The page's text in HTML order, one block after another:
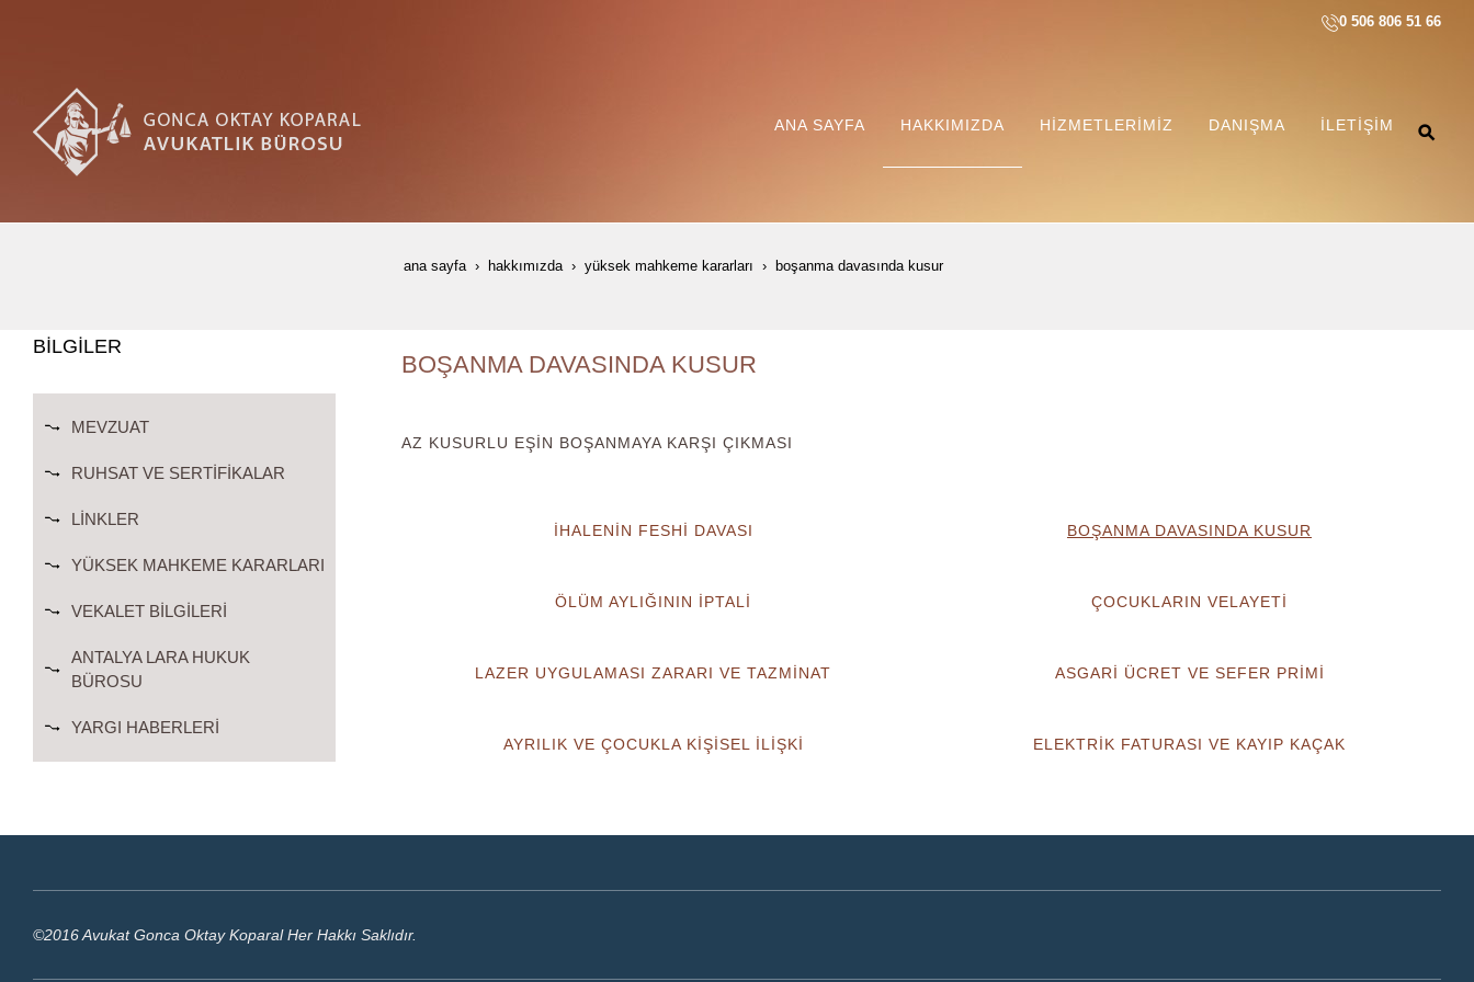
0 506 806 51 66
ANA SAYFA HAKKIMIZDA HIZMETLERIMIZ DANIŞMA İLETIŞIM
ana sayfa hakkımızda yüksek mahkeme kararları boşanma davasinda kusur
BOŞANMA DAVASINDA KUSUR
AZ KUSURLU EŞİN BOŞANMAYA KARŞI ÇIKMASI
İHALENİN FESHİ DAVASI BOŞANMA DAVASINDA KUSUR
ÖLÜM AYLIĞININ İPTALİ ÇOCUKLARIN VELAYETİ
LAZER UYGULAMASI ZARARI VE TAZMİNAT ASGARİ ÜCRET VE SEFER PRİMİ
AYRILIK VE ÇOCUKLA KİŞİSEL İLİŞKİ ELEKTRİK FATURASI VE KAYIP KAÇAK
BİLGİLER
MEVZUAT
RUHSAT VE SERTIFIKALAR
LINKLER
YÜKSEK MAHKEME KARARLARI
VEKALET BILGILERI
ANTALYA LARA HUKUK
BÜROSU
YARGI HABERLERI
©2016 Avukat Gonca Oktay Koparal Her Hakkı Saklıdır.